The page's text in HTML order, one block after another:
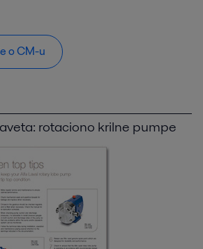
o CM-u
rotaciono krilne pumpe